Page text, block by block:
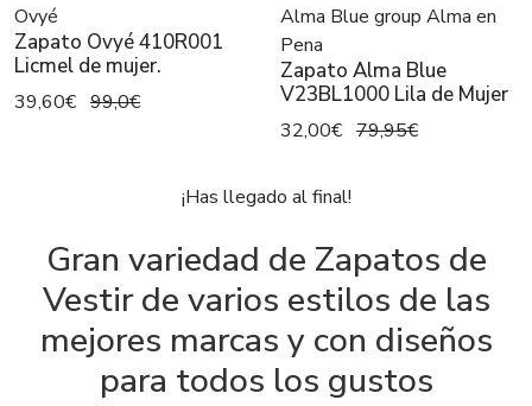
Ovyé
Zapato Ovyé 410R001
Licmel de mujer.
39,60€ 99,0€
Alma Blue group Alma en
Pena
Zapato Alma Blue
V23BL1000 Lila de Mujer
32,00€ 79,95€
¡Has llegado al final!
Gran variedad de Zapatos de
Vestir de varios estilos de las
mejores marcas y con diseños
para todos los gustos